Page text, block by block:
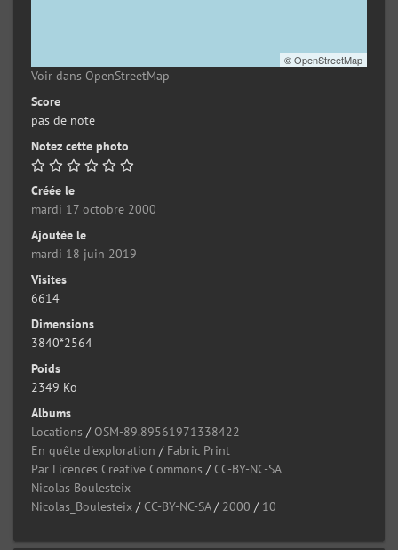
©OpenStreetMap
Voir dans OpenStreetMap
Score
pas de note
Notez cette photo
Créée le
mardi 17 octobre 2000
Ajoutée le
mardi 18 juin 2019
Visites
6614
Dimensions
3840*2564
Poids
2349 Ko
Albums
Locations / OSM-89.89561971338422
En quête d'exploration / Fabric Print
Par Licences Creative Commons / CC-BY-NC-SA
Nicolas Boulesteix
Nicolas_Boulesteix / CC-BY-NC-SA/ 2000 / 10